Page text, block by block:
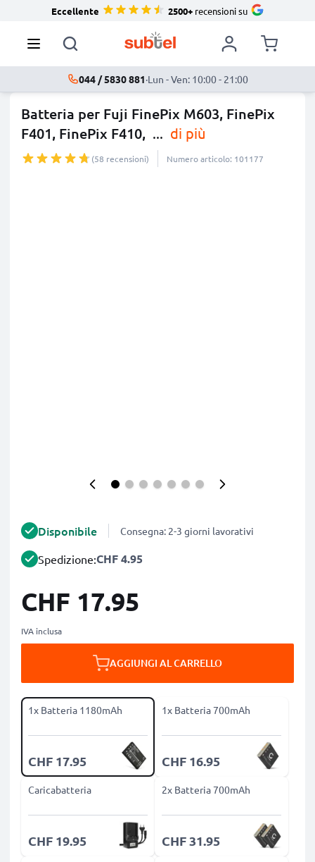
Eccellente 2500+recensioni su
044 / 5830 881·Lun - Ven: 10:00 - 21:00
Batteria per Fuji FinePix M603, FinePix
F401, FinePix F410, ... di più
(58 recensioni) Numero articolo: 101177
Disponibile Consegna: 2-3 giorni lavorativi
Spedizione:CHF 4.95
CHF 17.95
IVA inclusa
AGGIUNGI AL CARRELLO
1x Batteria 1180mAh
CHF 17.95
1x Batteria 700mAh
CHF 16.95
Caricabatteria
CHF 19.95
2x Batteria 700mAh
CHF 31.95